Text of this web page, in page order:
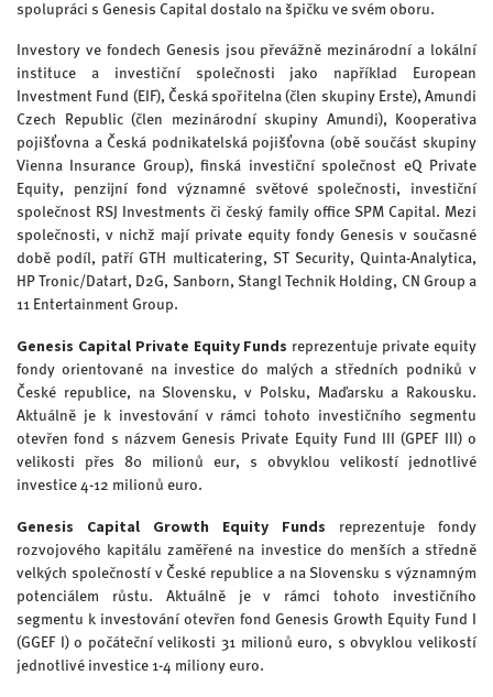
spolupráci s Genesis Capital dostalo na špičku ve svém oboru.
Investory ve fondech Genesis jsou převážně mezinárodní a lokální
instituce a investiční společnosti jako například European
Investment Fund (EIF), Česká spořitelna (člen skupiny Erste), Amundi
Czech Republic (člen mezinárodní skupiny Amundi), Kooperativa
pojišťovna a Česká podnikatelská pojišťovna (obě součást skupiny
Vienna Insurance Group), finská investiční společnost eQ Private
Equity, penzijní fond významné světové společnosti, investiční
společnost RSJ Investments či český family office SPM Capital. Mezi
společnosti, v nichž mají private equity fondy Genesis v současné
době podíl, patří GTH multicatering, ST Security, Quinta-Analytica,
HP Tronic/Datart, D2G, Sanborn, Stangl Technik Holding, CN Group a
11 Entertainment Group.
Genesis Capital Private Equity Funds reprezentuje private equity
fondy orientované na investice do malých a středních podniků v
České republice, na Slovensku, v Polsku, Maďarsku a Rakousku.
Aktuálně je k investování v rámci tohoto investičního segmentu
otevřen fond s názvem Genesis Private Equity Fund III (GPEF III) o
velikosti přes 80 milionů eur, s obvyklou velikostí jednotlivé
investice 4-12 milionů euro.
Genesis Capital Growth Equity Funds reprezentuje fondy
rozvojového kapitálu zaměřené na investice do menších a středně
velkých společností v České republice a na Slovensku s významným
potenciálem růstu. Aktuálně je v rámci tohoto investičního
segmentu k investování otevřen fond Genesis Growth Equity Fund I
(GGEF I) o počáteční velikosti 31 milionů euro, s obvyklou velikostí
jednotlivé investice 1-4 miliony euro.